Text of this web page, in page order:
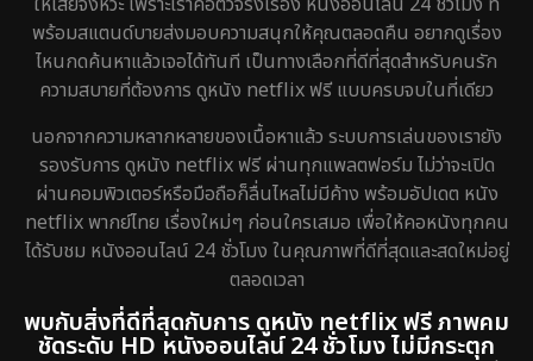
พร้อมสแตนด์บายส่งมอบความสนุกให้คุณตลอดคืน อยากดูเรื่อง
ไหนกดค้นหาแล้วเจอได้ทันที เป็นทางเลือกที่ดีที่สุดสำหรับคนรัก
ความสบายที่ต้องการ ดูหนัง netflix ฟรี แบบครบจบในที่เดียว
นอกจากความหลากหลายของเนื้อหาแล้ว ระบบการเล่นของเรายัง
รองรับการ ดูหนัง netflix ฟรี ผ่านทุกแพลตฟอร์ม ไม่ว่าจะเปิด
ผ่านคอมพิวเตอร์หรือมือถือก็ลื่นไหลไม่มีค้าง พร้อมอัปเดต หนัง
netflix พากย์ไทย เรื่องใหม่ๆ ก่อนใครเสมอ เพื่อให้คอหนังทุกคน
ได้รับชม หนังออนไลน์ 24 ชั่วโมง ในคุณภาพที่ดีที่สุดและสดใหม่อยู่
ตลอดเวลา
พบกับสิ่งที่ดีที่สุดกับการ ดูหนัง netflix ฟรี ภาพคม
ชัดระดับ HD หนังออนไลน์ 24 ชั่วโมง ไม่มีกระตุก